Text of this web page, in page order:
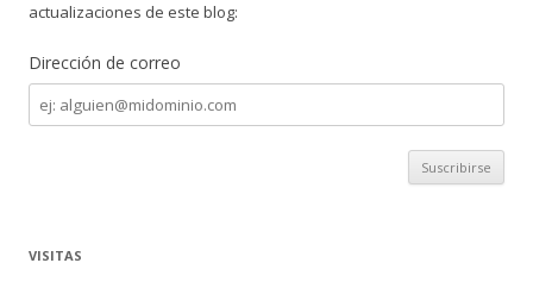
actualizaciones de este blog:
Dirección de correo
Dirección
de
correo
VISITAS